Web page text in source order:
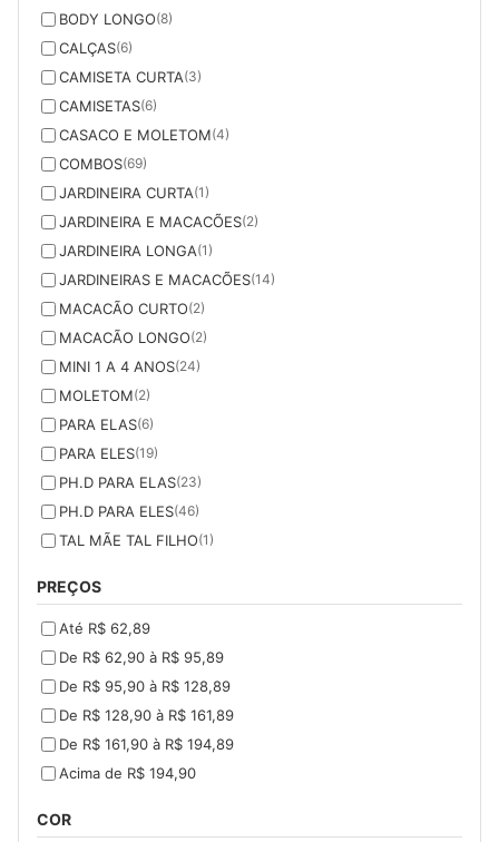
BODY LONGO(8)
CALÇAS(6)
CAMISETA CURTA(3)
CAMISETAS(6)
CASACO E MOLETOM(4)
COMBOS(69)
JARDINEIRA CURTA(1)
JARDINEIRA E MACACÕES(2)
JARDINEIRA LONGA(1)
JARDINEIRAS E MACACÕES(14)
MACACÃO CURTO(2)
MACACÃO LONGO(2)
MINI 1 A 4 ANOS(24)
MOLETOM(2)
PARA ELAS(6)
PARA ELES(19)
PH.D PARA ELAS(23)
PH.D PARA ELES(46)
TAL MÃE TAL FILHO(1)
PREÇOS
Até R$ 62,89
De R$ 62,90 à R$ 95,89
De R$ 95,90 à R$ 128,89
De R$ 128,90 à R$ 161,89
De R$ 161,90 à R$ 194,89
Acima de R$ 194,90
COR